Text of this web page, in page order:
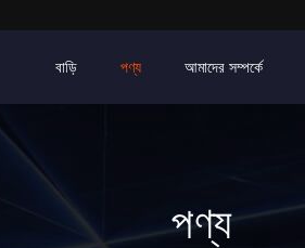
বাড়ি পণ্য আমাদের সম্পর্কে
পণ্য